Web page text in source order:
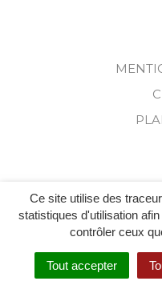
Ce site utilise des
statistiques d'utilisation
contrôler ceux
Tout accepter